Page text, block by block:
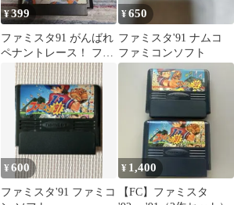
¥399
ファミスタ91 がんばれ
ペナントレース！ ファ
ミコンソフトセット
¥650
ファミスタ'91 ナムコ
ファミコンソフト
¥600
ファミスタ'91 ファミコ
¥ 1,400
【FC】ファミスタ